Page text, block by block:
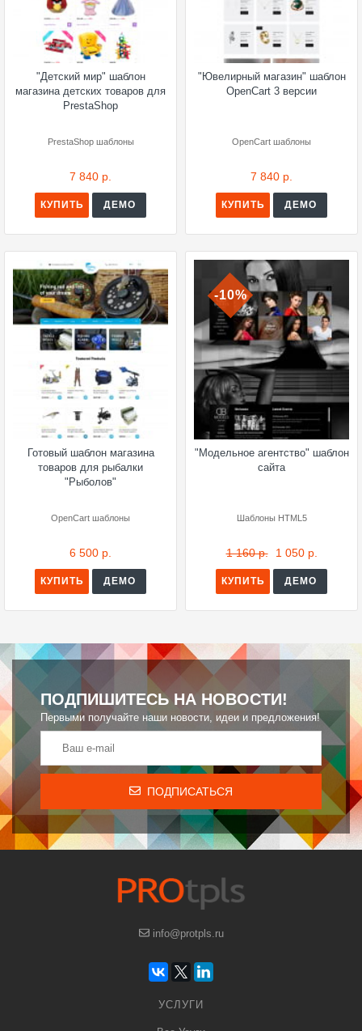
"Детский мир" шаблон
магазина детских товаров для
PrestaShop
PrestaShop шаблоны
7 840 р.
КУПИТЬ ДЕМО
"Ювелирный магазин" шаблон
OpenCart 3 версии
OpenCart шаблоны
7 840 р.
КУПИТЬ ДЕМО
Готовый шаблон магазина
товаров для рыбалки
"Рыболов"
OpenCart шаблоны
6 500 р.
КУПИТЬ ДЕМО
-10%
"Модельное агентство" шаблон
сайта
Шаблоны HTML5
1 160 р. 1 050 р.
КУПИТЬ ДЕМО
ПОДПИШИТЕСЬ НА НОВОСТИ!
Первыми получайте наши новости, идеи и предложения!
ПОДПИСАТЬСЯ
info@protpls.ru
УСЛУГИ